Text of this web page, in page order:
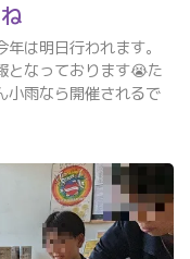
は明日行われます。
となっております😭た
小雨なら開催されるで